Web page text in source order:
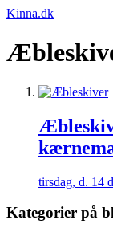
Kinna.dk
tirsdag, d. 14
Kategorier på